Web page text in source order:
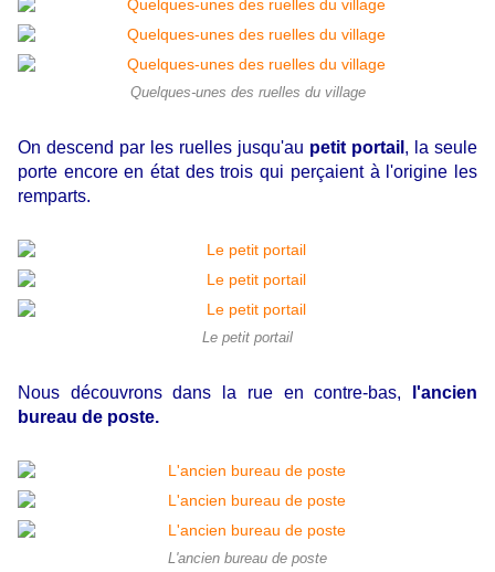
Quelques-unes des ruelles du village
On descend par les ruelles jusqu'au petit portail , la seule
porte encore en état des trois qui perçaient à l'origine les
remparts.
Le petit portail
Nous découvrons dans la rue en contre-bas,
l'ancien
bureau de poste.
L'ancien bureau de poste